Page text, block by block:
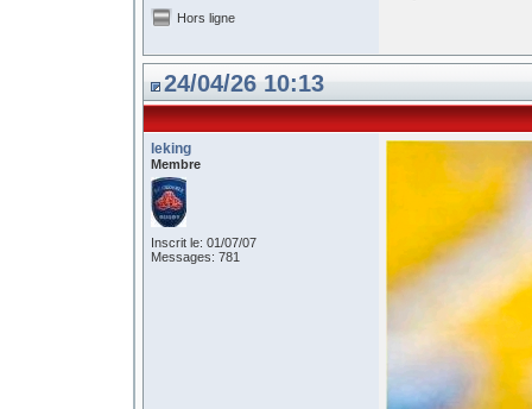
Hors ligne
24/04/26 10:13
leking
Membre
Inscrit le: 01/07/07
Messages: 781